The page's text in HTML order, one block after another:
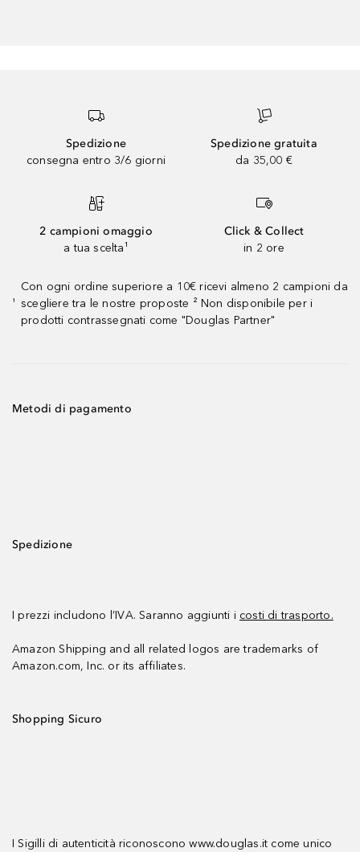
Spedizione
consegna entro 3/6 giorni
Spedizione gratuita
da 35,00 €
2 campioni omaggio
a tua scelta¹
Click & Collect
in 2 ore
¹
Con ogni ordine superiore a 10€ ricevi almeno 2 campioni da
scegliere tra le nostre proposte ² Non disponibile per i
prodotti contrassegnati come "Douglas Partner"
Metodi di pagamento
Spedizione
I prezzi includono l’IVA. Saranno aggiunti i costi di trasporto.
Amazon Shipping and all related logos are trademarks of
Amazon.com, Inc. or its affiliates.
Shopping Sicuro
I Sigilli di autenticità riconoscono www.douglas.it come unico